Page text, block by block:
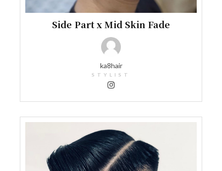
Side Part x Mid Skin Fade
ka8hair
STYLIST